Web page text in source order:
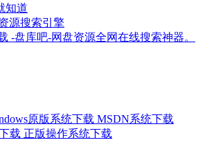
知道
源搜索引擎
-盘库吧-网盘资源全网在线搜索神器。
原版系统下载 MSDN系统下载
载 正版操作系统下载